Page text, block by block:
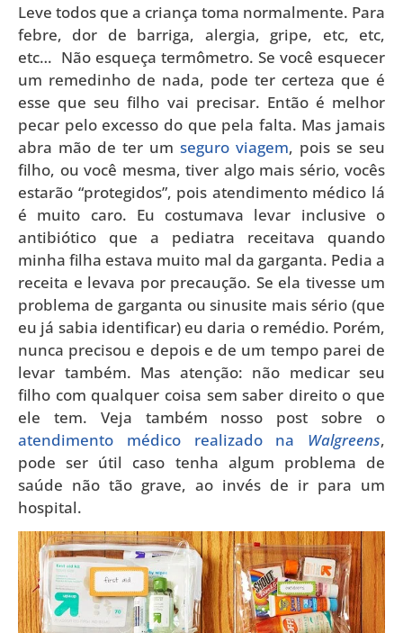
Leve todos que a criança toma normalmente. Para
febre, dor de barriga, alergia, gripe, etc, etc,
etc… Não esqueça termômetro. Se você esquecer
um remedinho de nada, pode ter certeza que é
esse que seu filho vai precisar. Então é melhor
pecar pelo excesso do que pela falta. Mas jamais
abra mão de ter um seguro viagem, pois se seu
filho, ou você mesma, tiver algo mais sério, vocês
estarão “protegidos”, pois atendimento médico lá
é muito caro. Eu costumava levar inclusive o
antibiótico que a pediatra receitava quando
minha filha estava muito mal da garganta. Pedia a
receita e levava por precaução. Se ela tivesse um
problema de garganta ou sinusite mais sério (que
eu já sabia identificar) eu daria o remédio. Porém,
nunca precisou e depois e de um tempo parei de
levar também. Mas atenção: não medicar seu
filho com qualquer coisa sem saber direito o que
ele tem. Veja também nosso post sobre o
atendimento médico realizado na Walgreens,
pode ser útil caso tenha algum problema de
saúde não tão grave, ao invés de ir para um
hospital.